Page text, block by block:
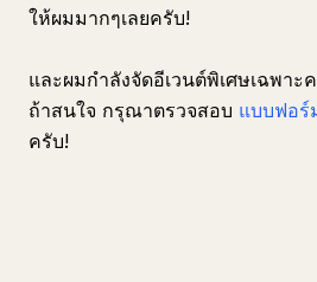
ให้ผมมากๆเลยครับ!
และผมกำลังจัดอีเวนต์พิเศษเฉพา
ถ้าสนใจ กรุณาตรวจสอบ แบบฟอร์
ครับ!